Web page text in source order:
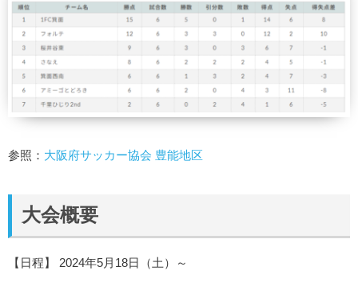
参照： 大阪府サッカー協会 豊能地区
大会概要
【日程】 2024年5月18日（土）～